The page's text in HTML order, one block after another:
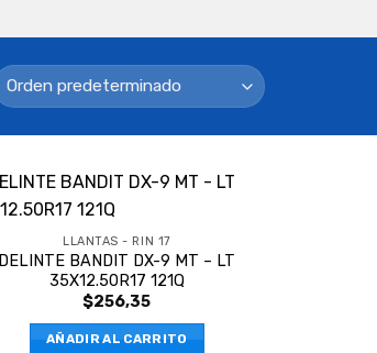
LLANTAS - RIN 17
DELINTE BANDIT DX-9 MT – LT
35X12.50R17 121Q
$256,35
AÑADIR AL CARRITO